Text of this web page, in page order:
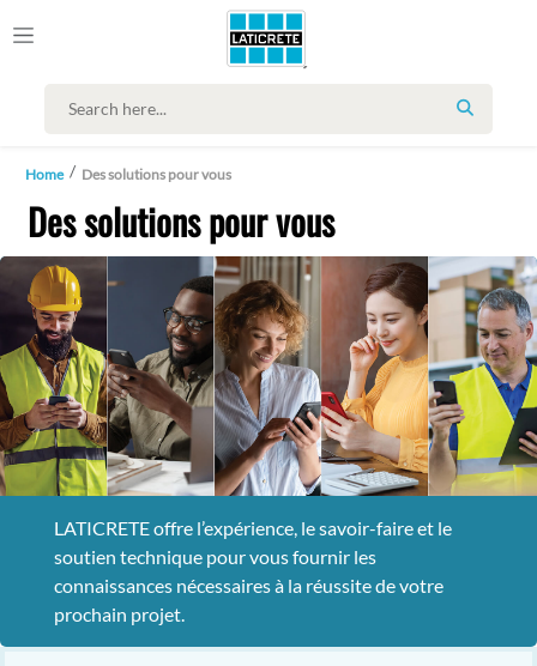
SEARCH
Home Des solutions pour vous
Des solutions pour vous
LATICRETE offre l’expérience, le savoir-faire et le
soutien technique pour vous fournir les
connaissances nécessaires à la réussite de votre
prochain projet.